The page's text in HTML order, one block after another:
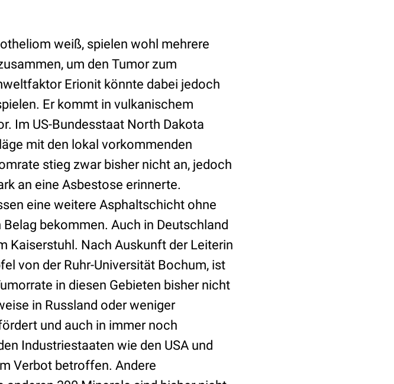
weiß, spielen wohl mehrere
um den Tumor zum
Erionit könnte dabei jedoch
Er kommt in vulkanischem
Im US-Bundesstaat North Dakota
mit den lokal vorkommenden
stieg zwar bisher nicht an, jedoch
an eine Asbestose erinnerte.
eine weitere Asphaltschicht ohne
bekommen. Auch in Deutschland
Kaiserstuhl. Nach Auskunft der Leiterin
von der Ruhr-Universität Bochum, ist
in diesen Gebieten bisher nicht
in Russland oder weniger
und auch in immer noch
Industriestaaten wie den USA und
Verbot betroffen. Andere